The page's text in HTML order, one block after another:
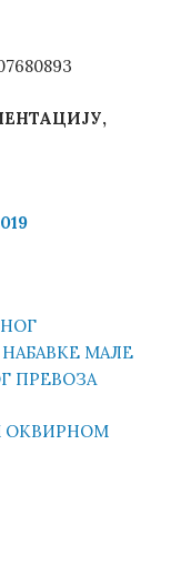
МАЛЕ
ПРЕВОЗА
ОКВИРНОМ